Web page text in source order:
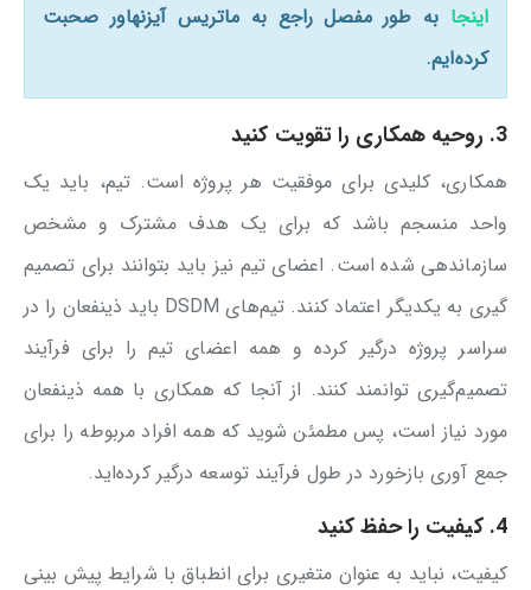
اینجا به طور مفصل راجع به ماتریس آیزنهاور صحبت
کرده‌ایم.
3. روحیه همکاری را تقویت کنید
همکاری، کلیدی برای موفقیت هر پروژه است. تیم، باید یک
واحد منسجم باشد که برای یک هدف مشترک و مشخص
سازماندهی شده است. اعضای تیم نیز باید بتوانند برای تصمیم
گیری به یکدیگر اعتماد کنند. تیم‌های DSDM باید ذینفعان را در
سراسر پروژه درگیر کرده و همه اعضای تیم را برای فرآیند
تصمیم‌گیری توانمند کنند. از آنجا که همکاری با همه ذینفعان
مورد نیاز است، پس مطمئن شوید که همه افراد مربوطه را برای
جمع آوری بازخورد در طول فرآیند توسعه درگیر کرده‌اید.
4. کیفیت را حفظ کنید
کیفیت، نباید به عنوان متغیری برای انطباق با شرایط پیش بینی